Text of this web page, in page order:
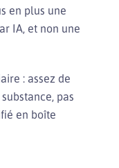
en plus une
IA, et non une
: assez de
pas
en boîte